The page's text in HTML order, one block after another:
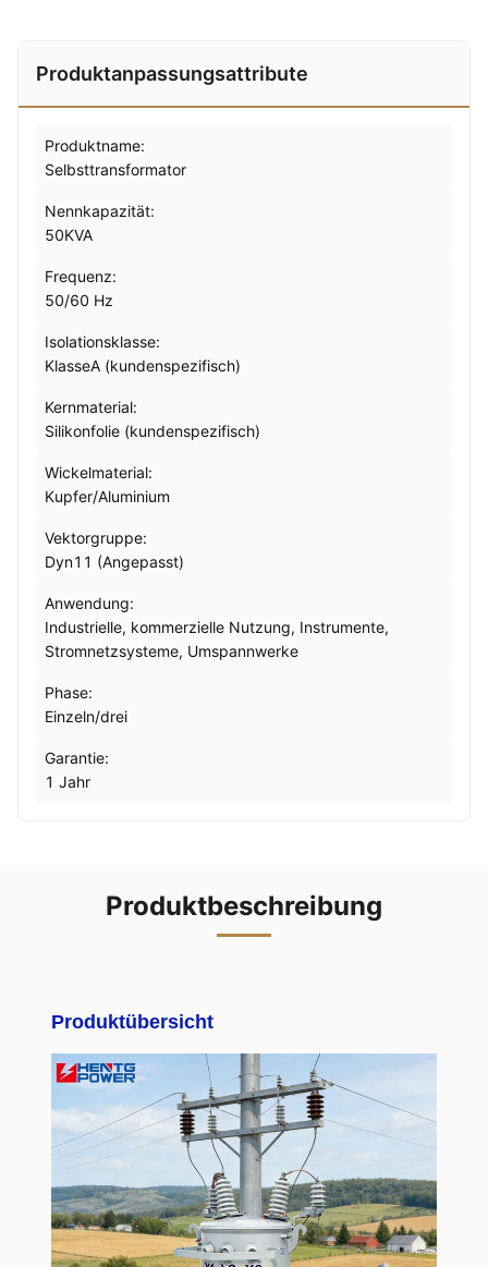
Produktanpassungsattribute
Produktname:
Selbsttransformator
Nennkapazität:
50KVA
Frequenz:
50/60 Hz
Isolationsklasse:
KlasseA (kundenspezifisch)
Kernmaterial:
Silikonfolie (kundenspezifisch)
Wickelmaterial:
Kupfer/Aluminium
Vektorgruppe:
Dyn11 (Angepasst)
Anwendung:
Industrielle, kommerzielle Nutzung, Instrumente,
Stromnetzsysteme, Umspannwerke
Phase:
Einzeln/drei
Garantie:
1 Jahr
Produktbeschreibung
Produktübersicht